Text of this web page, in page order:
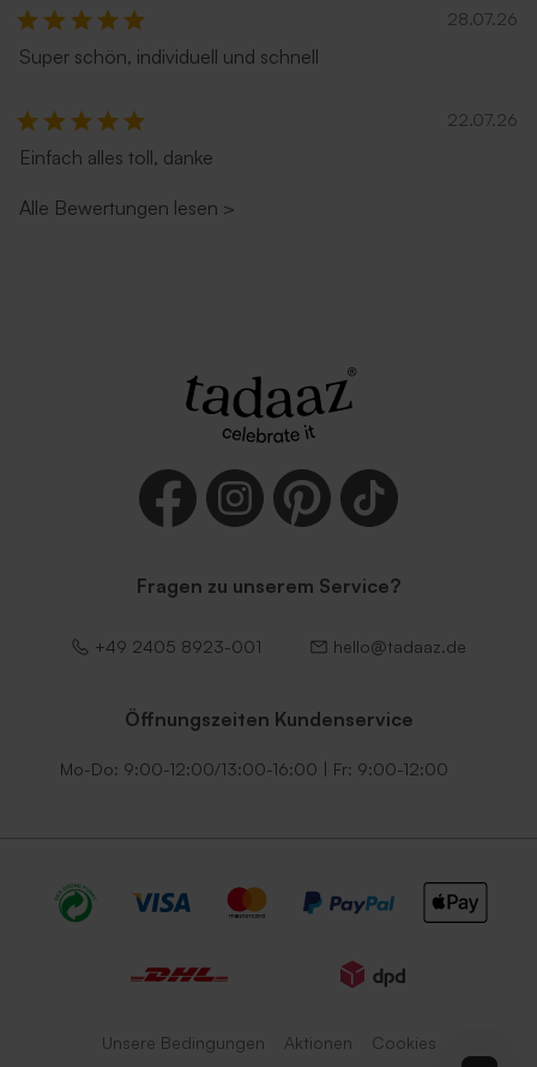
28.07.26
Super schön, individuell und schnell
22.07.26
Einfach alles toll, danke
Alle Bewertungen lesen >
Fragen zu unserem Service?
+49 2405 8923-001 hello@tadaaz.de
Öffnungszeiten Kundenservice
Mo-Do: 9:00-12:00/13:00-16:00 | Fr: 9:00-12:00
Unsere Bedingungen Aktionen Cookies